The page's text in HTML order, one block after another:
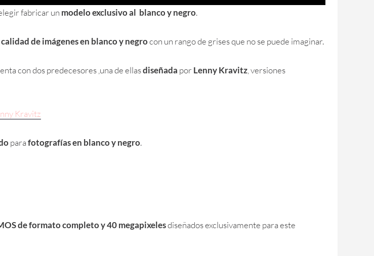
fabricar un modelo exclusivo al blanco y negro.
de imágenes en blanco y negrocon un rango de grises que no se puede imaginar.
con dos predecesores ,una de ellasdiseñada porLenny Kravitz, versiones
Kravitz
parafotografías en blanco y negro.
de formato completo y 40 megapixelesdiseñados exclusivamente para este